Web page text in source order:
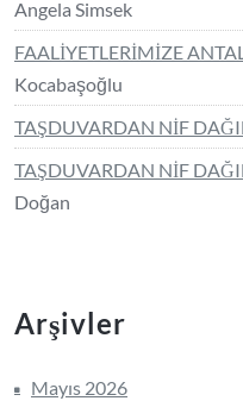
Angela Simsek
FAALİYETLERİMİZE
Kocabaşoğlu
TAŞDUVARDAN NİF
TAŞDUVARDAN NİF
Doğan
Arşivler
Mayıs 2026